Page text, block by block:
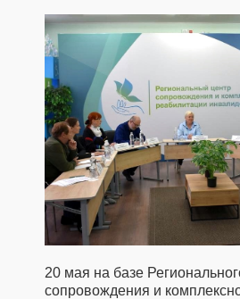
20 мая на базе
сопровождения и